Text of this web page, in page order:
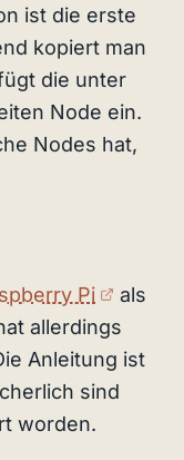
ist die erste
kopiert man
die unter
Node ein.
Nodes hat,
Pi
als
allerdings
Anleitung ist
sind
worden.